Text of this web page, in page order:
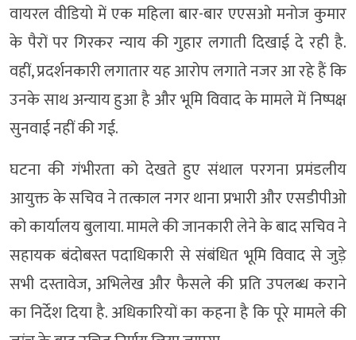
वायरल वीडियो में एक महिला बार-बार एएसओ मनोज कुमार
के पैरों पर गिरकर न्याय की गुहार लगाती दिखाई दे रही है.
वहीं, प्रदर्शनकारी लगातार यह आरोप लगाते नजर आ रहे हैं कि
उनके साथ अन्याय हुआ है और भूमि विवाद के मामले में निष्पक्ष
सुनवाई नहीं की गई.
घटना की गंभीरता को देखते हुए संथाल परगना प्रमंडलीय
आयुक्त के सचिव ने तत्काल नगर थाना प्रभारी और एसडीपीओ
को कार्यालय बुलाया. मामले की जानकारी लेने के बाद सचिव ने
सहायक बंदोबस्त पदाधिकारी से संबंधित भूमि विवाद से जुड़े
सभी दस्तावेज, अभिलेख और फैसले की प्रति उपलब्ध कराने
का निर्देश दिया है. अधिकारियों का कहना है कि पूरे मामले की